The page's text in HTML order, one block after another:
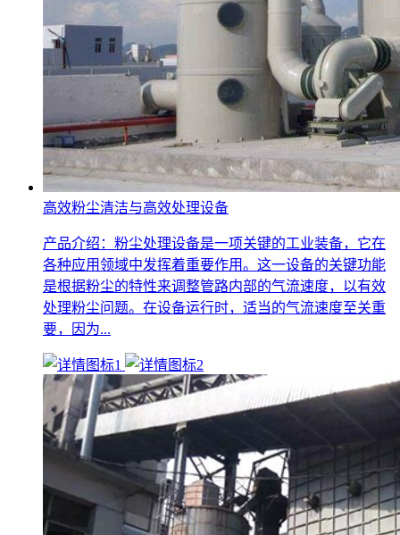
高效粉尘清洁与高效处理设备
产品介绍：粉尘处理设备是一项关键的工业装备，它在
各种应用领域中发挥着重要作用。这一设备的关键功能
是根据粉尘的特性来调整管路内部的气流速度，以有效
处理粉尘问题。在设备运行时，适当的气流速度至关重
要，因为...